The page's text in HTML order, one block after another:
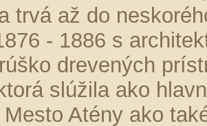
trvá až do
- 1886 s
drevených
slúžila ako
Mesto Atény ako